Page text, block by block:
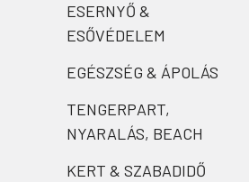
ESERNYŐ &
ESŐVÉDELEM
EGÉSZSÉG & ÁPOLÁS
TENGERPART,
NYARALÁS, BEACH
KERT & SZABADIDŐ